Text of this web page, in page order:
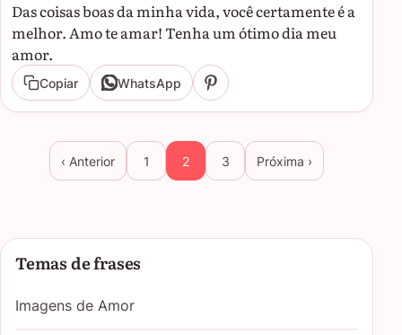
Das coisas boas da minha vida, você certamente é a
melhor. Amo te amar! Tenha um ótimo dia meu
amor.
Copiar WhatsApp
‹ Anterior 1 2 3 Próxima ›
Temas de frases
Imagens de Amor